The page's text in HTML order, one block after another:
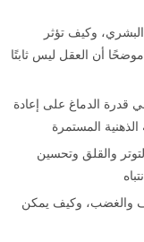
وكيف تؤثر
أن العقل ليس ثابتًا
قدرة الدماغ على إعادة
المستمرة
والقلق وتحسين
والغضب، وكيف يمكن